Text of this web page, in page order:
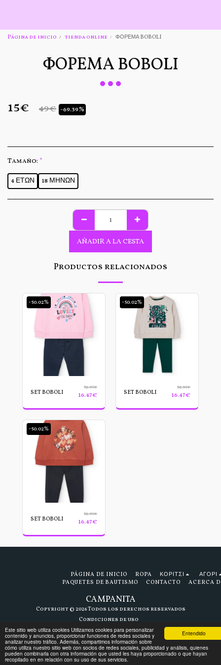
Entendido
Este sitio web utiliza cookies Utilizamos cookies para personalizar
contenido y anuncios, proporcionar funciones de redes sociales y
analizar nuestro tráfico. Además, compartimos información sobre
cómo utiliza nuestro sitio web con socios de redes sociales, publicidad y análisis, quienes
pueden combinarla con otra información que usted les haya proporcionado o que hayan
recopilado en en relación con su uso de sus servicios.
Página de inicio tienda online ΦΟΡΕΜΑ BOBOLI
ΦΟΡΕΜΑ BOBOLI
15€ 49€ -69.39%
Tamaño: *
4 ΕΤΩΝ 18 ΜΗΝΩΝ
AÑADIR A LA CESTA
Productos relacionados
-50.02%
SET BOBOLI
32.95€
16.47€
-50.02%
SET BOBOLI
32.95€
16.47€
-50.02%
SET BOBOLI
32.95€
16.47€
CAMPANITA
Copyright © 2026 Todos los derechos reservados
Condiciones de uso
PÁGINA DE INICIO ROPA ΚΟΡΙΤΣΙ
ΑΓΟΡΙ
PAQUETES DE BAUTISMO
CONTACTO ACERCA